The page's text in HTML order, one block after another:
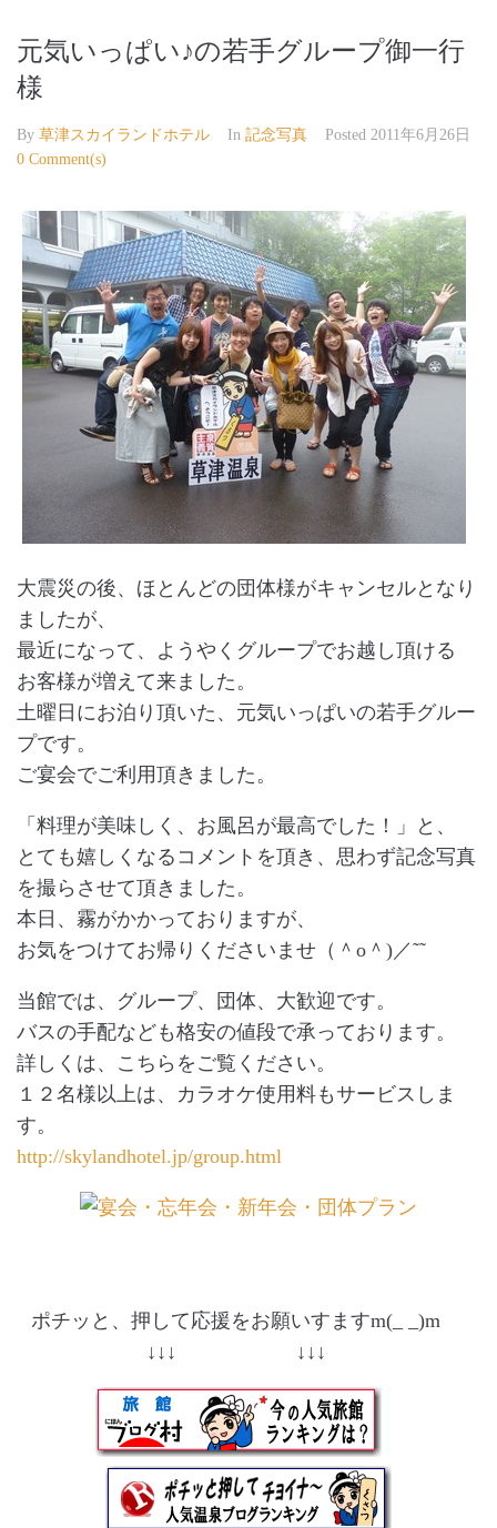
元気いっぱい♪の若手グループ御一行
様
By 草津スカイランドホテル In 記念写真 Posted 2011年6月26日
0 Comment(s)
大震災の後、ほとんどの団体様がキャンセルとなり
ましたが、
最近になって、ようやくグループでお越し頂ける
お客様が増えて来ました。
土曜日にお泊り頂いた、元気いっぱいの若手グルー
プです。
ご宴会でご利用頂きました。
「料理が美味しく、お風呂が最高でした！」と、
とても嬉しくなるコメントを頂き、思わず記念写真
を撮らさせて頂きました。
本日、霧がかかっておりますが、
お気をつけてお帰りくださいませ（＾o＾)／˜˜
当館では、グループ、団体、大歓迎です。
バスの手配なども格安の値段で承っております。
詳しくは、こちらをご覧ください。
１２名様以上は、カラオケ使用料もサービスしま
す。
http://skylandhotel.jp/group.html
ポチッと、押して応援をお願いすますm(_ _)m
↓↓↓ ↓↓↓